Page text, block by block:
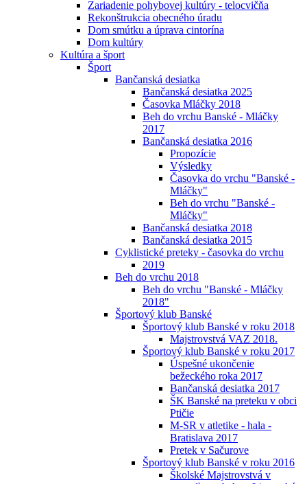
Zariadenie pohybovej kultúry - telocvičňa
Rekonštrukcia obecného úradu
Dom smútku a úprava cintorína
Dom kultúry
Kultúra a šport
Šport
Bančanská desiatka
Bančanská desiatka 2025
Časovka Mláčky 2018
Beh do vrchu Banské - Mláčky
2017
Bančanská desiatka 2016
Propozície
Výsledky
Časovka do vrchu "Banské -
Mláčky"
Beh do vrchu "Banské -
Mláčky"
Bančanská desiatka 2018
Bančanská desiatka 2015
Cyklistické preteky - časovka do vrchu
2019
Beh do vrchu 2018
Beh do vrchu "Banské - Mláčky
2018"
Športový klub Banské
Športový klub Banské v roku 2018
Majstrovstvá VAZ 2018.
Športový klub Banské v roku 2017
Úspešné ukončenie
bežeckého roka 2017
Bančanská desiatka 2017
ŠK Banské na preteku v obci
Ptičie
M-SR v atletike - hala -
Bratislava 2017
Pretek v Sačurove
Športový klub Banské v roku 2016
Školské Majstrovstvá v